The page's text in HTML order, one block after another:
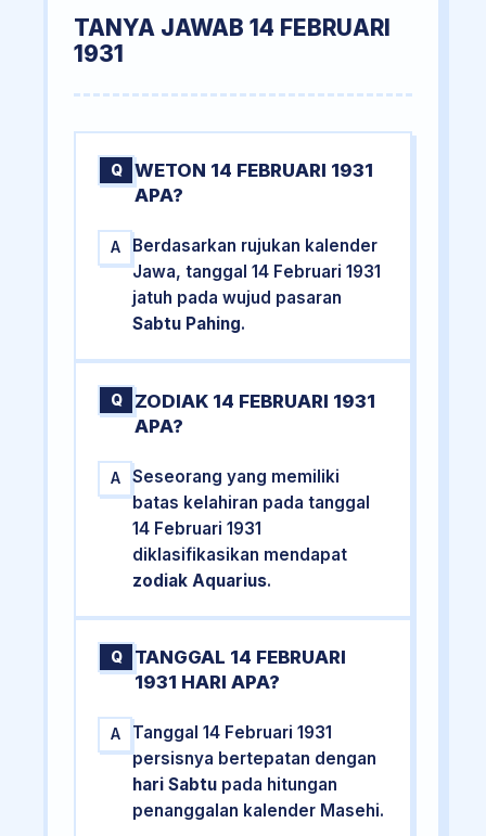
TANYA JAWAB 14 FEBRUARI
1931
Q
WETON 14 FEBRUARI 1931
APA?
A
Berdasarkan rujukan kalender
Jawa, tanggal 14 Februari 1931
jatuh pada wujud pasaran
Sabtu Pahing.
Q
ZODIAK 14 FEBRUARI 1931
APA?
A
Seseorang yang memiliki
batas kelahiran pada tanggal
14 Februari 1931
diklasifikasikan mendapat
zodiak Aquarius.
Q
TANGGAL 14 FEBRUARI
1931 HARI APA?
A
Tanggal 14 Februari 1931
persisnya bertepatan dengan
hari Sabtu pada hitungan
penanggalan kalender Masehi.